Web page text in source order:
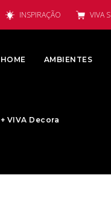
INSPIRAÇÃO VIVA
HOME AMBIENTES
+ VIVA Decora